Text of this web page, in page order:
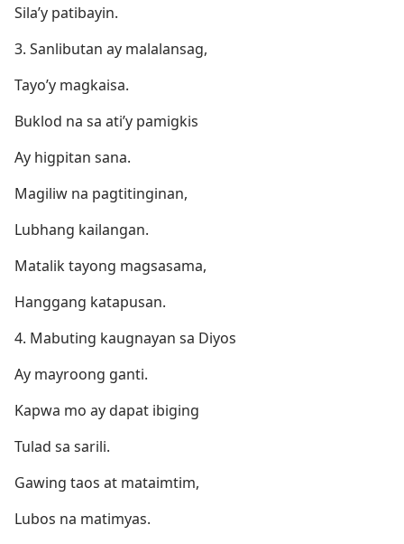
Sila’y patibayin.
3. Sanlibutan ay malalansag,
Tayo’y magkaisa.
Buklod na sa ati’y pamigkis
Ay higpitan sana.
Magiliw na pagtitinginan,
Lubhang kailangan.
Matalik tayong magsasama,
Hanggang katapusan.
4. Mabuting kaugnayan sa Diyos
Ay mayroong ganti.
Kapwa mo ay dapat ibiging
Tulad sa sarili.
Gawing taos at mataimtim,
Lubos na matimyas.